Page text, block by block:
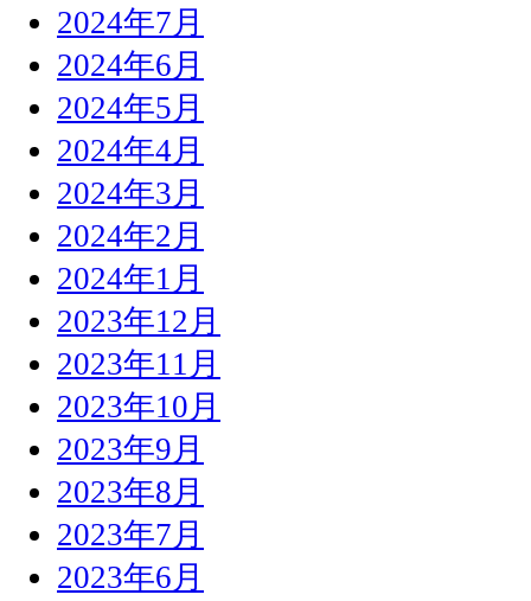
2024年7月
2024年6月
2024年5月
2024年4月
2024年3月
2024年2月
2024年1月
2023年12月
2023年11月
2023年10月
2023年9月
2023年8月
2023年7月
2023年6月